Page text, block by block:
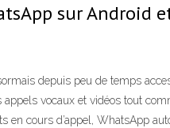
sur Android
depuis peu de temps
vocaux et vidéos tout
cours d’appel, WhatsApp